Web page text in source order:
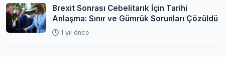
Brexit Sonrası Cebelitarık İçin Tarihi
Anlaşma: Sınır ve Gümrük Sorunları Çözüldü
1 yıl önce